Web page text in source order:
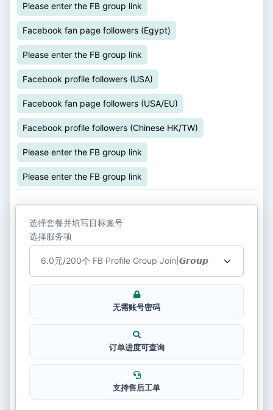
Please enter the FB group link
Facebook fan page followers (Egypt)
Please enter the FB group link
Facebook profile followers (USA)
Facebook fan page followers (USA/EU)
Facebook profile followers (Chinese HK/TW)
Please enter the FB group link
Please enter the FB group link
选择套餐并填写目标账号
选择服务项
无需账号密码
订单进度可查询
支持售后工单